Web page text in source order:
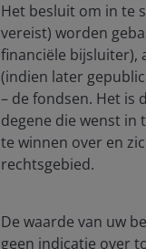
Het besluit om in te
vereist) worden
financiële bijsluiter),
(indien later
– de fondsen. Het is
degene die wenst in
te winnen over en
rechtsgebied.
De waarde van uw
geen indicatie over